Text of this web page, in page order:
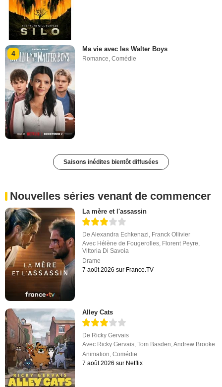
4
Ma vie avec les Walter Boys
Romance,Comédie
Saisons inédites bientôt diffusées
Nouvelles séries venant de commencer
La mère et l'assassin
DeAlexandra Echkenazi Franck Ollivier
Avec Hélène de Fougerolles Florent Peyre
Vittoria Di Savoia
Drame
7 août 2026 sur France.TV
Alley Cats
De Ricky Gervais
Avec Ricky Gervais,Tom Basden,Andrew Brooke
Animation,Comédie
7 août 2026 sur Netflix